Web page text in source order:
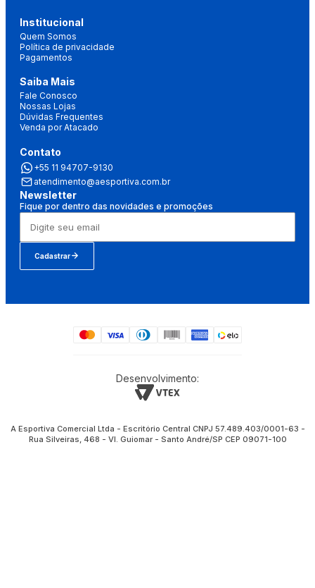
Institucional
Quem Somos
Política de privacidade
Pagamentos
Saiba Mais
Fale Conosco
Nossas Lojas
Dúvidas Frequentes
Venda por Atacado
Contato
+55 11 94707-9130
atendimento@aesportiva.com.br
Newsletter
Fique por dentro das novidades e promoções
Cadastrar
Desenvolvimento:
A Esportiva Comercial Ltda - Escritório Central CNPJ 57.489.403/0001-63 -
Rua Silveiras, 468 - Vl. Guiomar - Santo André/SP CEP 09071-100